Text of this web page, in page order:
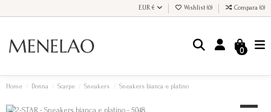
EUR € Wishlist (0) Compara (0)
0
Home Donna Scarpe Sneakers Sneakers bianca e platino